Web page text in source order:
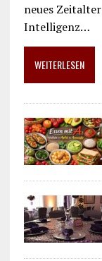
neues
Intelligenz…
WEITERLESEN